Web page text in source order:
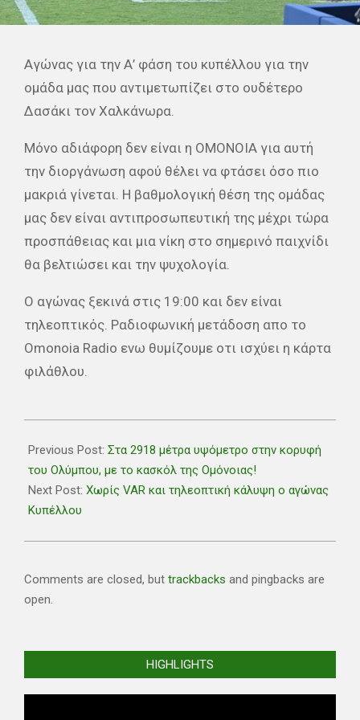
Αγώνας για την Α’ φάση του κυπέλλου για την
ομάδα μας που αντιμετωπίζει στο ουδέτερο
Δασάκι τον Χαλκάνωρα.
Μόνο αδιάφορη δεν είναι η ΟΜΟΝΟΙΑ για αυτή
την διοργάνωση αφού θέλει να φτάσει όσο πιο
μακριά γίνεται. Η βαθμολογική θέση της ομάδας
μας δεν είναι αντιπροσωπευτική της μέχρι τώρα
προσπάθειας και μια νίκη στο σημερινό παιχνίδι
θα βελτιώσει και την ψυχολογία.
Ο αγώνας ξεκινά στις 19:00 και δεν είναι
τηλεοπτικός. Ραδιοφωνική μετάδοση απο το
Omonoia Radio ενω θυμίζουμε οτι ισχύει η κάρτα
φιλάθλου.
10-
23
Previous Post: Στα 2918 μέτρα υψόμετρο στην κορυφή
του Ολύμπου, με το κασκόλ της Ομόνοιας!
Next Post: Χωρίς VAR και τηλεοπτική κάλυψη ο αγώνας
Κυπέλλου
Comments are closed, but trackbacks and pingbacks are
open.
HIGHLIGHTS